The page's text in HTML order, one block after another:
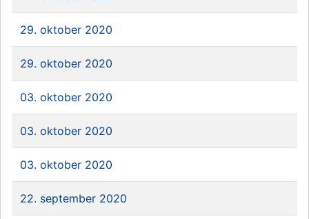
29. oktober 2020
29. oktober 2020
03. oktober 2020
03. oktober 2020
03. oktober 2020
22. september 2020